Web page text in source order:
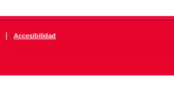
| Accesibilidad